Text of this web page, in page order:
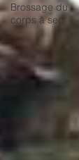
Brossage du
corps à sec